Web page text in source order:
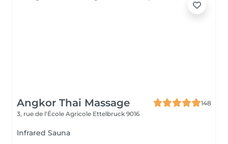
Angkor Thai Massage
148
3, rue de l'École Agricole Ettelbruck 9016
Infrared Sauna